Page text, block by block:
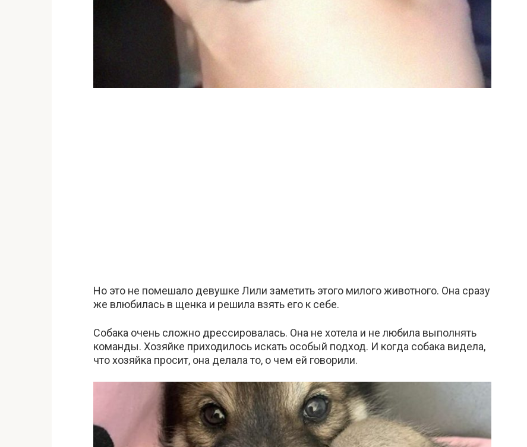
Но это не помешало девушке Лили заметить этого милого животного. Она сразу
же влюбилась в щенка и решила взять его к себе.
Собака очень сложно дрессировалась. Она не хотела и не любила выполнять
команды. Хозяйке приходилось искать особый подход. И когда собака видела,
что хозяйка просит, она делала то, о чем ей говорили.